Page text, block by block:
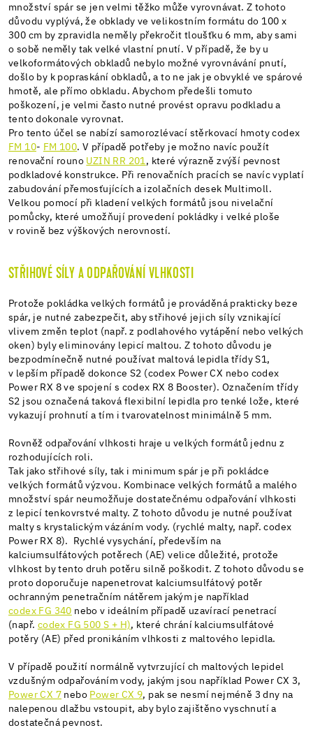
množství spár se jen velmi těžko může vyrovnávat. Z tohoto
důvodu vyplývá, že obklady ve velikostním formátu do 100 x
300 cm by zpravidla neměly překročit tloušťku 6 mm, aby sami
o sobě neměly tak velké vlastní pnutí. V případě, že by u
velkoformátových obkladů nebylo možné vyrovnávání pnutí,
došlo by k popraskání obkladů, a to ne jak je obvyklé ve spárové
hmotě, ale přímo obkladu. Abychom předešli tomuto
poškození, je velmi často nutné provést opravu podkladu a
tento dokonale vyrovnat.
Pro tento účel se nabízí samorozlévací stěrkovací hmoty codex
FM 10- FM 100. V případě potřeby je možno navíc použít
renovační rouno UZIN RR 201, které výrazně zvýší pevnost
podkladové konstrukce. Při renovačních pracích se navíc vyplatí
zabudování přemosťujících a izolačních desek Multimoll.
Velkou pomocí při kladení velkých formátů jsou nivelační
pomůcky, které umožňují provedení pokládky i velké ploše
v rovině bez výškových nerovností.
STŘIHOVÉ SÍLY A ODPAŘOVÁNÍ VLHKOSTI
Protože pokládka velkých formátů je prováděná prakticky beze
spár, je nutné zabezpečit, aby střihové jejich síly vznikající
vlivem změn teplot (např. z podlahového vytápění nebo velkých
oken) byly eliminovány lepicí maltou. Z tohoto důvodu je
bezpodmínečně nutné používat maltová lepidla třídy S1,
v lepším případě dokonce S2 (codex Power CX nebo codex
Power RX 8 ve spojení s codex RX 8 Booster). Označením třídy
S2 jsou označená taková flexibilní lepidla pro tenké lože, které
vykazují prohnutí a tím i tvarovatelnost minimálně 5 mm.
Rovněž odpařování vlhkosti hraje u velkých formátů jednu z
rozhodujících roli.
Tak jako střihové síly, tak i minimum spár je při pokládce
velkých formátů výzvou. Kombinace velkých formátů a malého
množství spár neumožňuje dostatečnému odpařování vlhkosti
z lepicí tenkovrstvé malty. Z tohoto důvodu je nutné používat
malty s krystalickým vázáním vody. (rychlé malty, např. codex
Power RX 8). Rychlé vysychání, především na
kalciumsulfátových potěrech (AE) velice důležité, protože
vlhkost by tento druh potěru silně poškodit. Z tohoto důvodu se
proto doporučuje napenetrovat kalciumsulfátový potěr
ochranným penetračním nátěrem jakým je například
codex FG 340 nebo v ideálním případě uzavírací penetrací
(např. codex FG 500 S + H), které chrání kalciumsulfátové
potěry (AE) před pronikáním vlhkosti z maltového lepidla.
V případě použití normálně vytvrzující ch maltových lepidel
vzdušným odpařováním vody, jakým jsou například Power CX 3,
Power CX 7 nebo Power CX 9, pak se nesmí nejméně 3 dny na
nalepenou dlažbu vstoupit, aby bylo zajištěno vyschnutí a
dostatečná pevnost.